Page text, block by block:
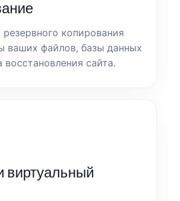
копирования
ваших файлов, базы данных
восстановления сайта.
виртуальный